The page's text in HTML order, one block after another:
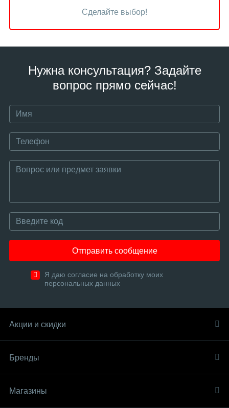
Сделайте выбор!
Нужна консультация? Задайте
вопрос прямо сейчас!
Отправить сообщение
Я даю согласие на обработку моих
персональных данных
Акции и скидки
Бренды
Магазины